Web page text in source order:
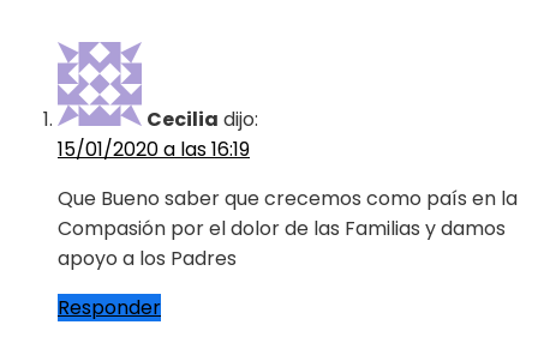
Cecilia dijo:
15/01/2020 a las 16:19
Que Bueno saber que crecemos como país en la
Compasión por el dolor de las Familias y damos
apoyo a los Padres
Responder